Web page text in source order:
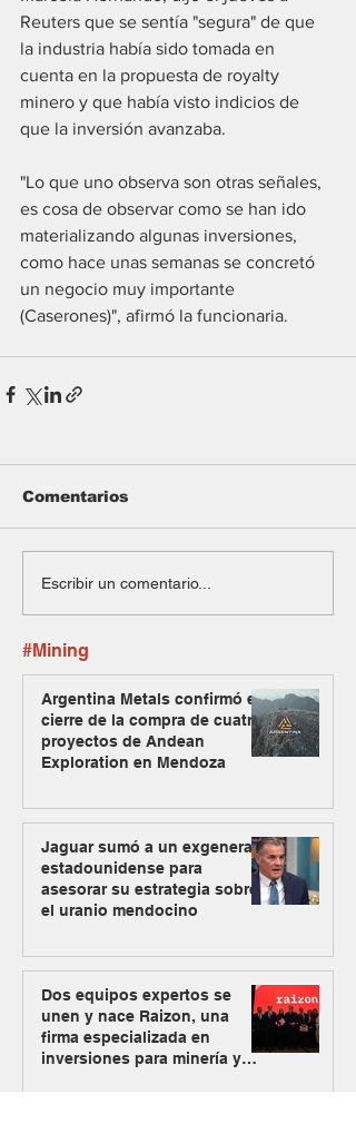
Reuters que se sentía "segura" de que
la industria había sido tomada en
cuenta en la propuesta de royalty
minero y que había visto indicios de
que la inversión avanzaba.
"Lo que uno observa son otras señales,
es cosa de observar como se han ido
materializando algunas inversiones,
como hace unas semanas se concretó
un negocio muy importante
(Caserones)", afirmó la funcionaria.
Comentarios
Escribir un comentario...
#Mining
Argentina Metals confirmó el
cierre de la compra de cuatro
proyectos de Andean
Exploration en Mendoza
Jaguar sumó a un exgeneral
estadounidense para
asesorar su estrategia sobre
el uranio mendocino
Dos equipos expertos se
unen y nace Raizon, una
firma especializada en
inversiones para minería y